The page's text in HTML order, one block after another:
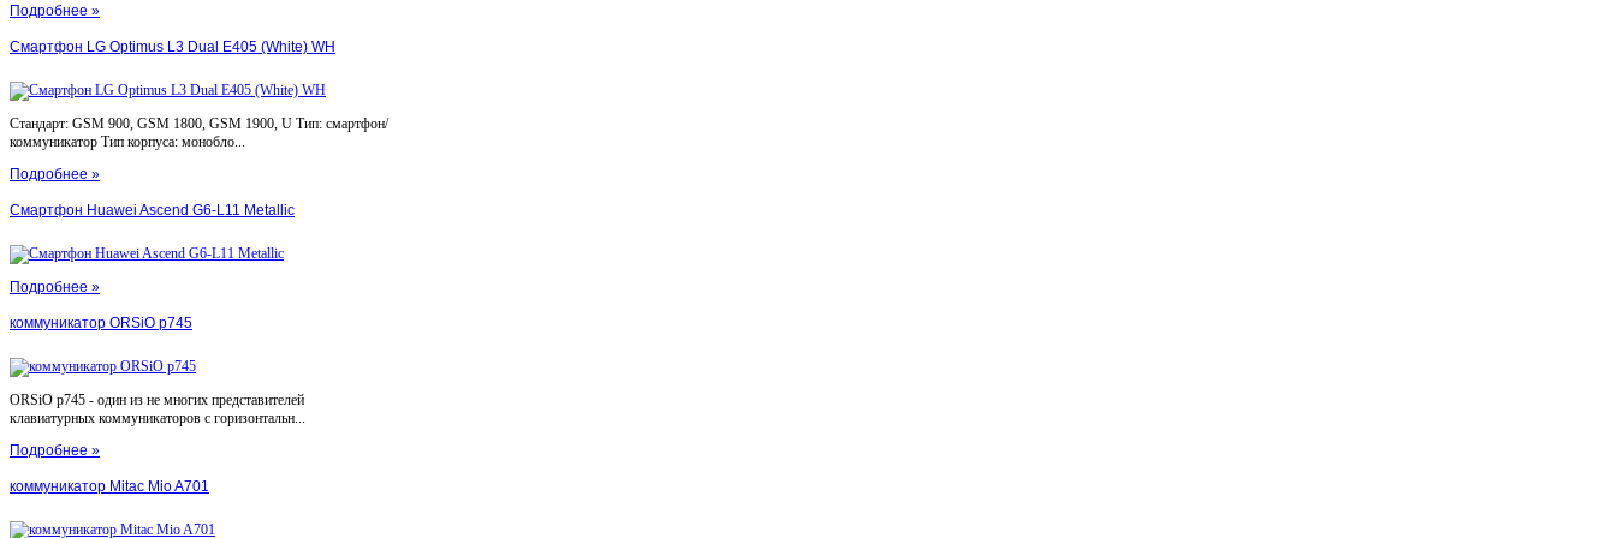
Подробнее »
Смартфон LG Optimus L3 Dual E405 (White) WH
Стандарт: GSM 900, GSM 1800, GSM 1900, U Тип: смартфон/
коммуникатор Тип корпуса: монобло...
Подробнее »
Смартфон Huawei Ascend G6-L11 Metallic
Подробнее »
коммуникатор ORSiO p745
ORSiO p745 - один из не многих представителей
клавиатурных коммуникаторов с горизонтальн...
Подробнее »
коммуникатор Mitac Mio A701